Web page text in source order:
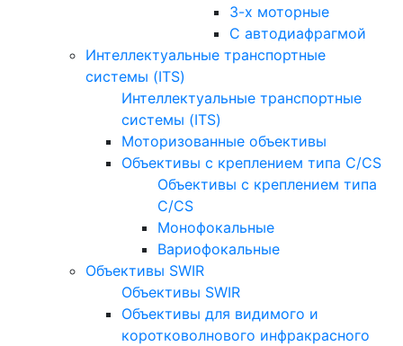
3-х моторные
С автодиафрагмой
Интеллектуальные транспортные
системы (ITS)
Интеллектуальные транспортные
системы (ITS)
Моторизованные объективы
Объективы с креплением типа C/CS
Объективы с креплением типа
C/CS
Монофокальные
Вариофокальные
Объективы SWIR
Объективы SWIR
Объективы для видимого и
коротковолнового инфракрасного